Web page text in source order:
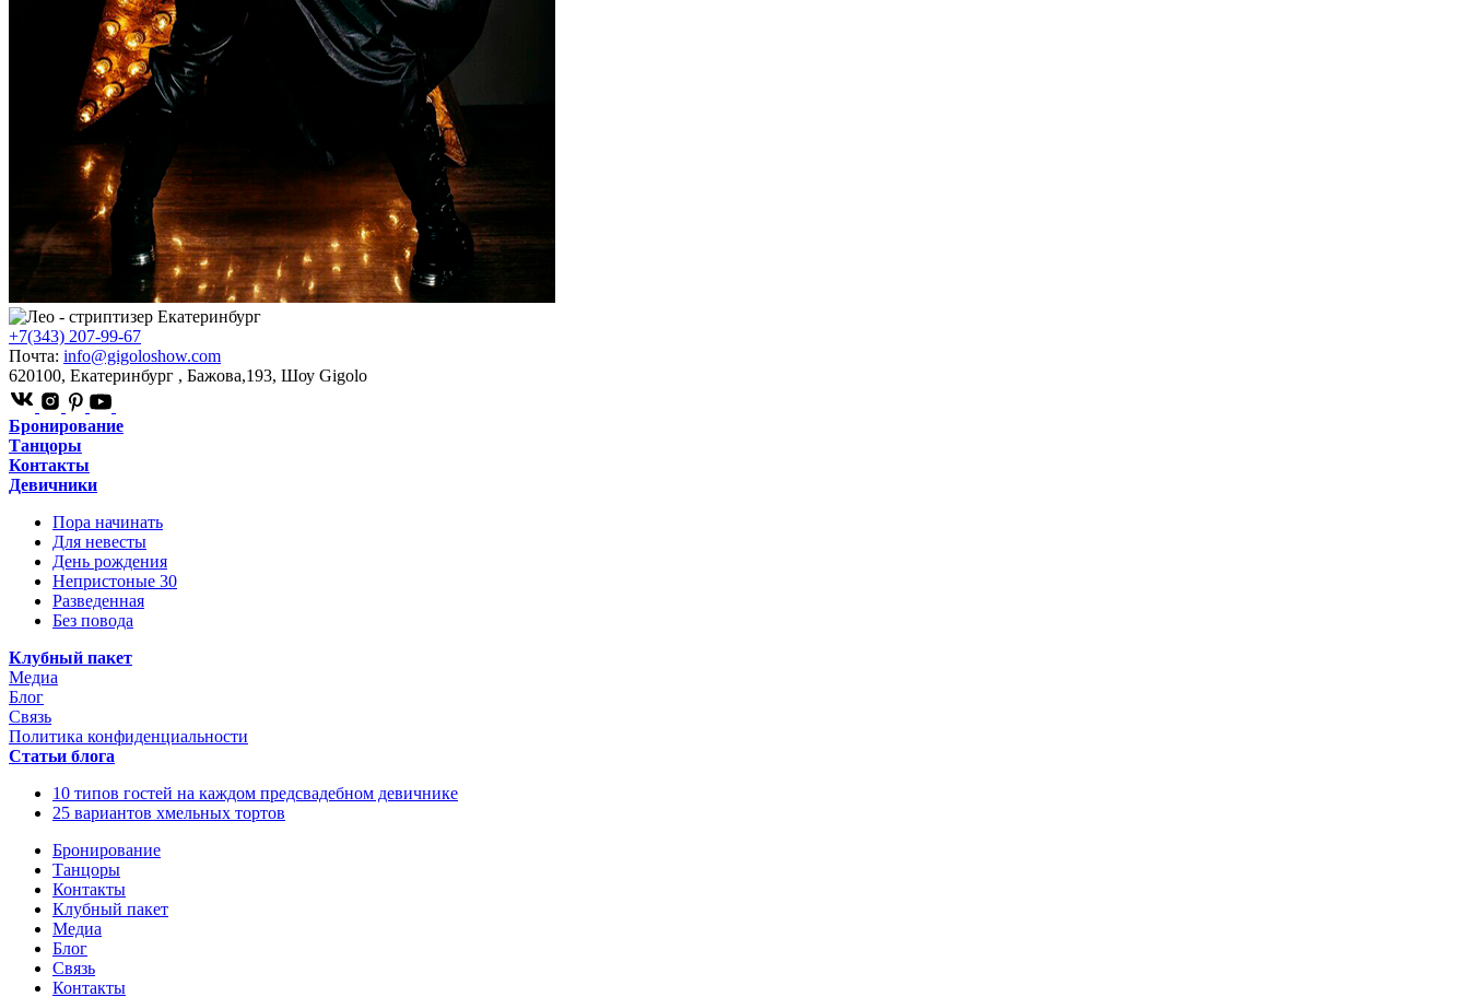
+7(343) 207-99-67
Почта: info@gigoloshow.com
620100, Екатеринбург , Бажова,193, Шоу Gigolo
Бронирование
Танцоры
Контакты
Девичники
Пора начинать
Для невесты
День рождения
Непристоные 30
Разведенная
Без повода
Клубный пакет
Медиа
Блог
Связь
Политика конфиденциальности
Статьи блога
10 типов гостей на каждом предсвадебном девичнике
25 вариантов хмельных тортов
Бронирование
Танцоры
Контакты
Клубный пакет
Медиа
Блог
Связь
Контакты